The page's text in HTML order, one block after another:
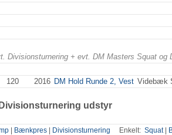
Divisionsturnering + evt. DM Masters Squat
120 2016 DM Hold Runde 2, Vest Videbæk
udstyr
Bænkpres Divisionsturnering Enkelt: Squat|